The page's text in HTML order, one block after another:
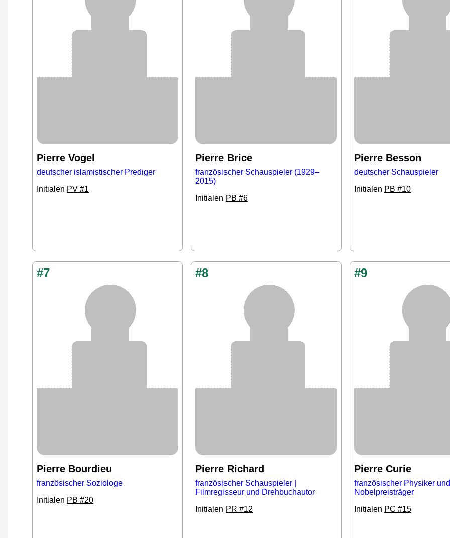
Pierre Vogel
deutscher islamistischer Prediger
Initialen PV #1
Pierre Brice
französischer Schauspieler (1929–
2015)
Initialen PB #6
Pierre Besson
deutscher Schauspieler
Initialen PB #10
#7
Pierre Bourdieu
französischer Soziologe
Initialen PB #20
#8
Pierre Richard
französischer Schauspieler |
Filmregisseur und Drehbuchautor
Initialen PR #12
#9
Pierre Curie
französischer Physiker und
Nobelpreisträger
Initialen PC #15